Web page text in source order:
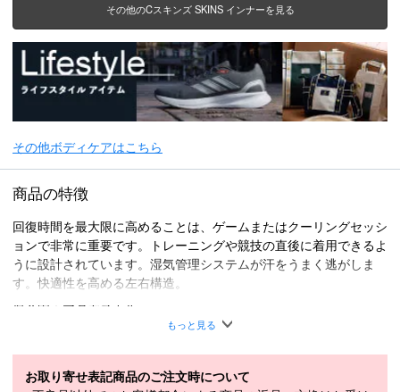
その他のCスキンズ SKINS インナーを見る
その他ボディケアはこちら
商品の特徴
回復時間を最大限に高めることは、ゲームまたはクーリングセッシ
ョンで非常に重要です。トレーニングや競技の直後に着用できるよ
うに設計されています。湿気管理システムが汗をうまく逃がしま
す。快適性を高める左右構造。
原産国：マダガスカル
モデル
18301321-098
ナイロン85％、ポリウレタン8％、ポリエス
もっと見る
お取り寄せ表記商品のご注文時について